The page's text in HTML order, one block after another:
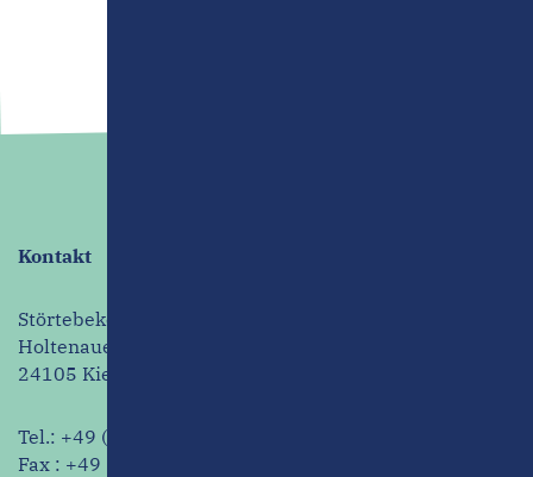
Kontakt
Störtebeker Haus GmbH
Holtenauer Straße 63
24105 Kiel
Tel.: +49 (431) 239 887 – 0
Fax : +49 (431) 239 887 – 66